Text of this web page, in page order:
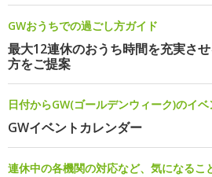
GWおうちでの過ごし方ガイド
最大12連休のおうち時間を充実さ
方をご提案
日付からGW(ゴールデンウィーク)のイ
GWイベントカレンダー
連休中の各機関の対応など、気になるこ